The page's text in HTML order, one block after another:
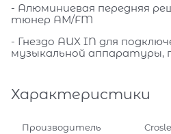
- Алюминиевая передняя
тюнер АМ/FM
- Гнездо AUX IN для
музыкальной аппаратуры,
Характеристики
Производитель